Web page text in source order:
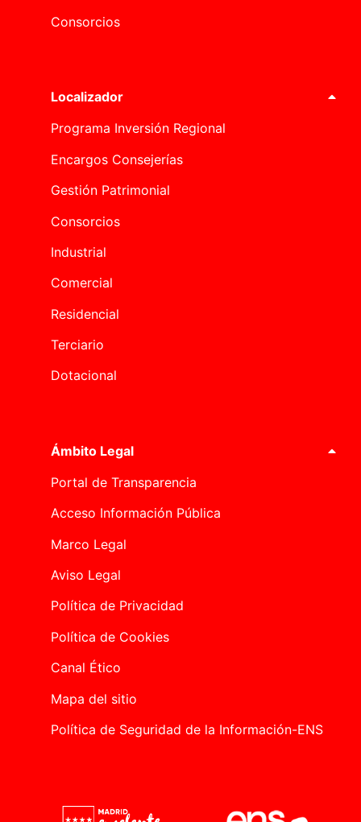
Consorcios
Localizador
Programa Inversión Regional
Encargos Consejerías
Gestión Patrimonial
Consorcios
Industrial
Comercial
Residencial
Terciario
Dotacional
Ámbito Legal
Portal de Transparencia
Acceso Información Pública
Marco Legal
Aviso Legal
Política de Privacidad
Política de Cookies
Canal Ético
Mapa del sitio
Política de Seguridad de la Información-ENS